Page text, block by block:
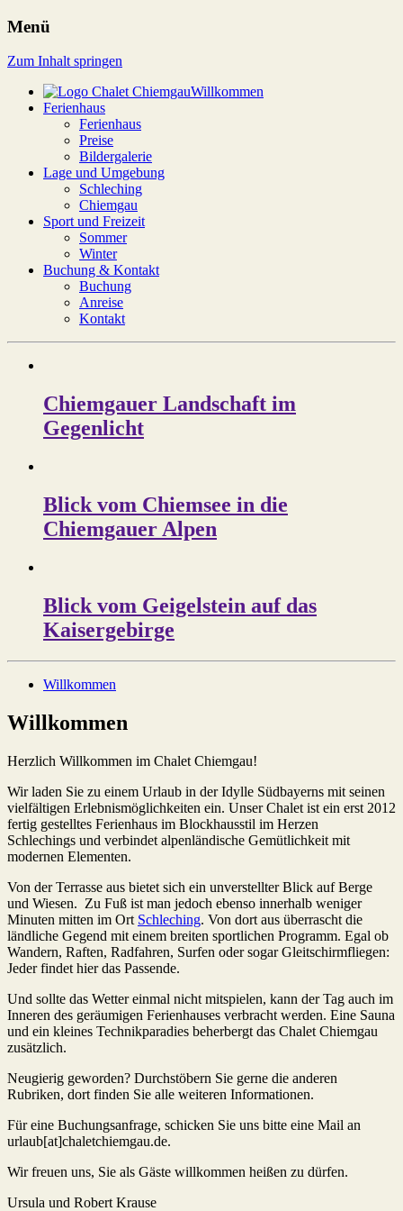
Chalet Chiemgau
Menü
Zum Inhalt springen
Willkommen
Ferienhaus
Ferienhaus
Preise
Bildergalerie
Lage und Umgebung
Schleching
Chiemgau
Sport und Freizeit
Sommer
Winter
Buchung & Kontakt
Buchung
Anreise
Kontakt
Chiemgauer Landschaft im
Gegenlicht
Blick vom Chiemsee in die
Chiemgauer Alpen
Blick vom Geigelstein auf das
Kaisergebirge
Willkommen
Willkommen
Herzlich Willkommen im Chalet Chiemgau!
Wir laden Sie zu einem Urlaub in der Idylle Südbayerns mit seinen
vielfältigen Erlebnismöglichkeiten ein. Unser Chalet ist ein erst 2012
fertig gestelltes Ferienhaus im Blockhausstil im Herzen
Schlechings und verbindet alpenländische Gemütlichkeit mit
modernen Elementen.
Von der Terrasse aus bietet sich ein unverstellter Blick auf Berge
und Wiesen. Zu Fuß ist man jedoch ebenso innerhalb weniger
Minuten mitten im Ort Schleching. Von dort aus überrascht die
ländliche Gegend mit einem breiten sportlichen Programm. Egal ob
Wandern, Raften, Radfahren, Surfen oder sogar Gleitschirmfliegen:
Jeder findet hier das Passende.
Und sollte das Wetter einmal nicht mitspielen, kann der Tag auch im
Inneren des geräumigen Ferienhauses verbracht werden. Eine Sauna
und ein kleines Technikparadies beherbergt das Chalet Chiemgau
zusätzlich.
Neugierig geworden? Durchstöbern Sie gerne die anderen
Rubriken, dort finden Sie alle weiteren Informationen.
Für eine Buchungsanfrage, schicken Sie uns bitte eine Mail an
urlaub[at]chaletchiemgau.de.
Wir freuen uns, Sie als Gäste willkommen heißen zu dürfen.
Ursula und Robert Krause